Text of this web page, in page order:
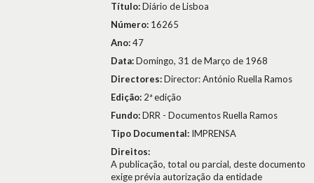
Título:Diário de Lisboa
Número: 16265
Ano:47
Data:Domingo, 31 de Março de 1968
Directores:Director: António Ruella Ramos
Edição: 2ª edição
Fundo:DRR - Documentos Ruella Ramos
Tipo Documental: IMPRENSA
Direitos:
A publicação, total ou parcial, deste documento
exige prévia autorização da entidade